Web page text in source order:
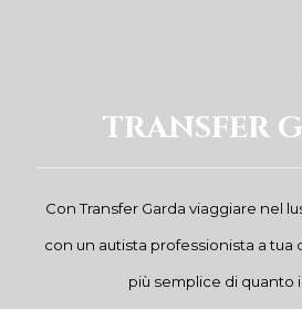
TRANSFER
Con Transfer Garda viaggiare nel
con un autista professionista a tua
più semplice di quanto